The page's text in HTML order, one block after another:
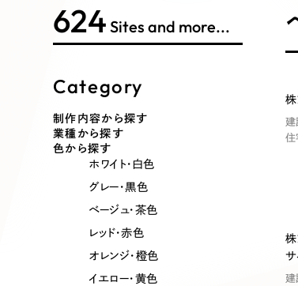
制作内容
コーポレート・企業サイト
ポータルサイト・メディアサイト
その他
624 Sites and more...
Category
制作内容から探す
業種から探す
色から探す
ホワイト・白色
グレー・黒色
ベージュ・茶色
レッド・赤色
オレンジ・橙色
イエロー・黄色
株
建
住
株
サ
建